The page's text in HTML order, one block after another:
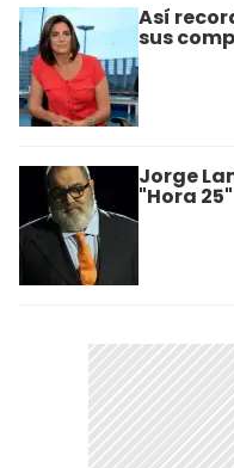
Así
sus
Jorge
"Hora 25"